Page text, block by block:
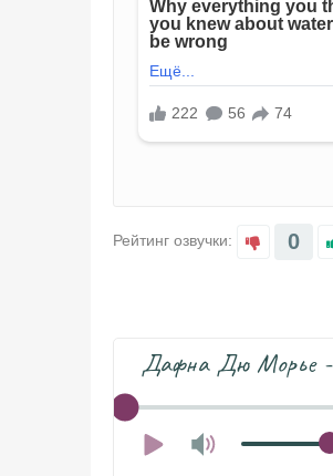
Рейтинг озвучки: 0
Дафна Дю Морье